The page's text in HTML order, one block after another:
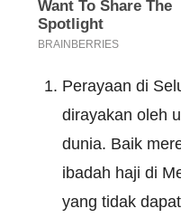
Perayaan di
dirayakan oleh
dunia. Baik
ibadah haji di
yang tidak